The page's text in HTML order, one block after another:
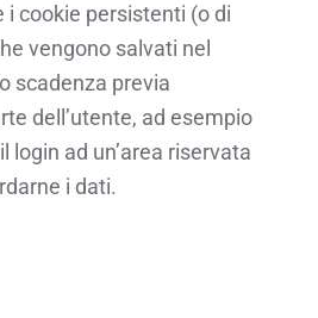
i cookie persistenti (o di
vengono salvati nel
scadenza previa
dell’utente, ad esempio
login ad un’area riservata
i dati.